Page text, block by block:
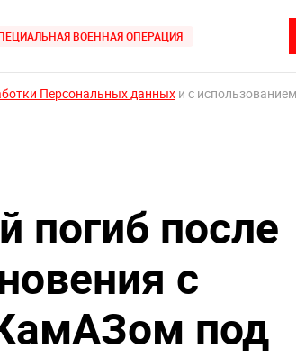
ВОЕННАЯ ОПЕРАЦИЯ
Персональных данных и с
погиб после
с
под